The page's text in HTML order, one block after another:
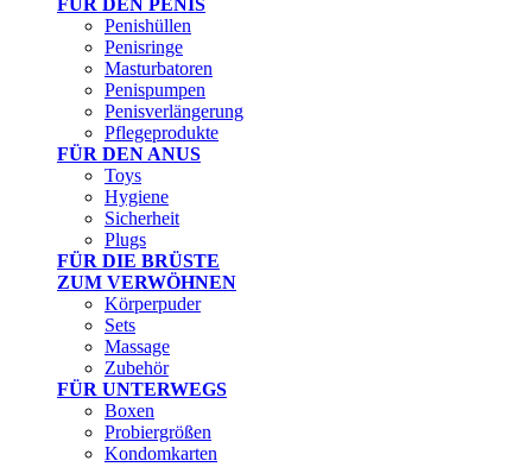
FÜR DEN PENIS
Penishüllen
Penisringe
Masturbatoren
Penispumpen
Penisverlängerung
Pflegeprodukte
FÜR DEN ANUS
Toys
Hygiene
Sicherheit
Plugs
FÜR DIE BRÜSTE
ZUM VERWÖHNEN
Körperpuder
Sets
Massage
Zubehör
FÜR UNTERWEGS
Boxen
Probiergrößen
Kondomkarten